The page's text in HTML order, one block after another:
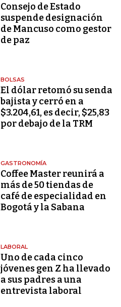
Consejo de Estado
suspende designación
de Mancuso como gestor
de paz
BOLSAS
El dólar retomó su senda
bajista y cerró en a
$3.204,61, es decir, $25,83
por debajo de la TRM
GASTRONOMÍA
Coffee Master reunirá a
más de 50 tiendas de
café de especialidad en
Bogotá y la Sabana
LABORAL
Uno de cada cinco
jóvenes gen Z ha llevado
a sus padres a una
entrevista laboral